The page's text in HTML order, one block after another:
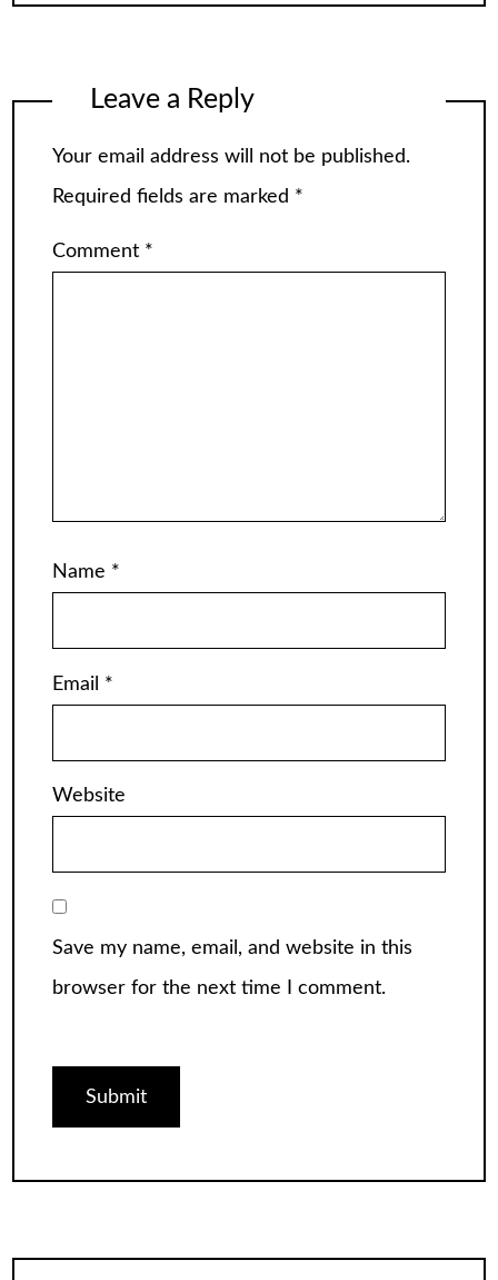
Leave a Reply
Your email address will not be published.
Required fields are marked *
Comment *
Name *
Email *
Website
Save my name, email, and website in this
browser for the next time I comment.